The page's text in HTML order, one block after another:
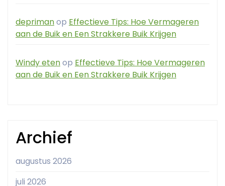
deprimanop Effectieve Tips: Hoe Vermageren
aan de Buik en Een Strakkere Buik Krijgen
Windy etenop Effectieve Tips: Hoe Vermageren
aan de Buik en Een Strakkere Buik Krijgen
Archief
augustus 2026
juli 2026